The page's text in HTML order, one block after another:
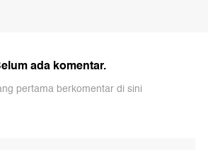
ada komentar.
pertama berkomentar di sini